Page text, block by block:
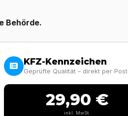
Behörde.
KFZ-Kennzeichen
Geprüfte Qualität – direkt per Post
29,90 €
inkl. MwSt.